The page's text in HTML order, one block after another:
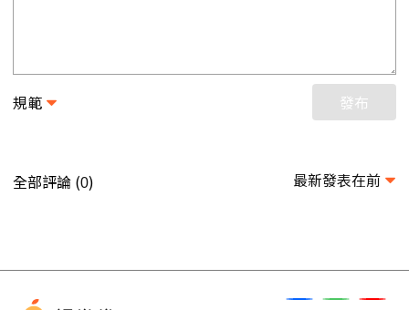
規範 發布
全部評論 (0) 最新發表在前